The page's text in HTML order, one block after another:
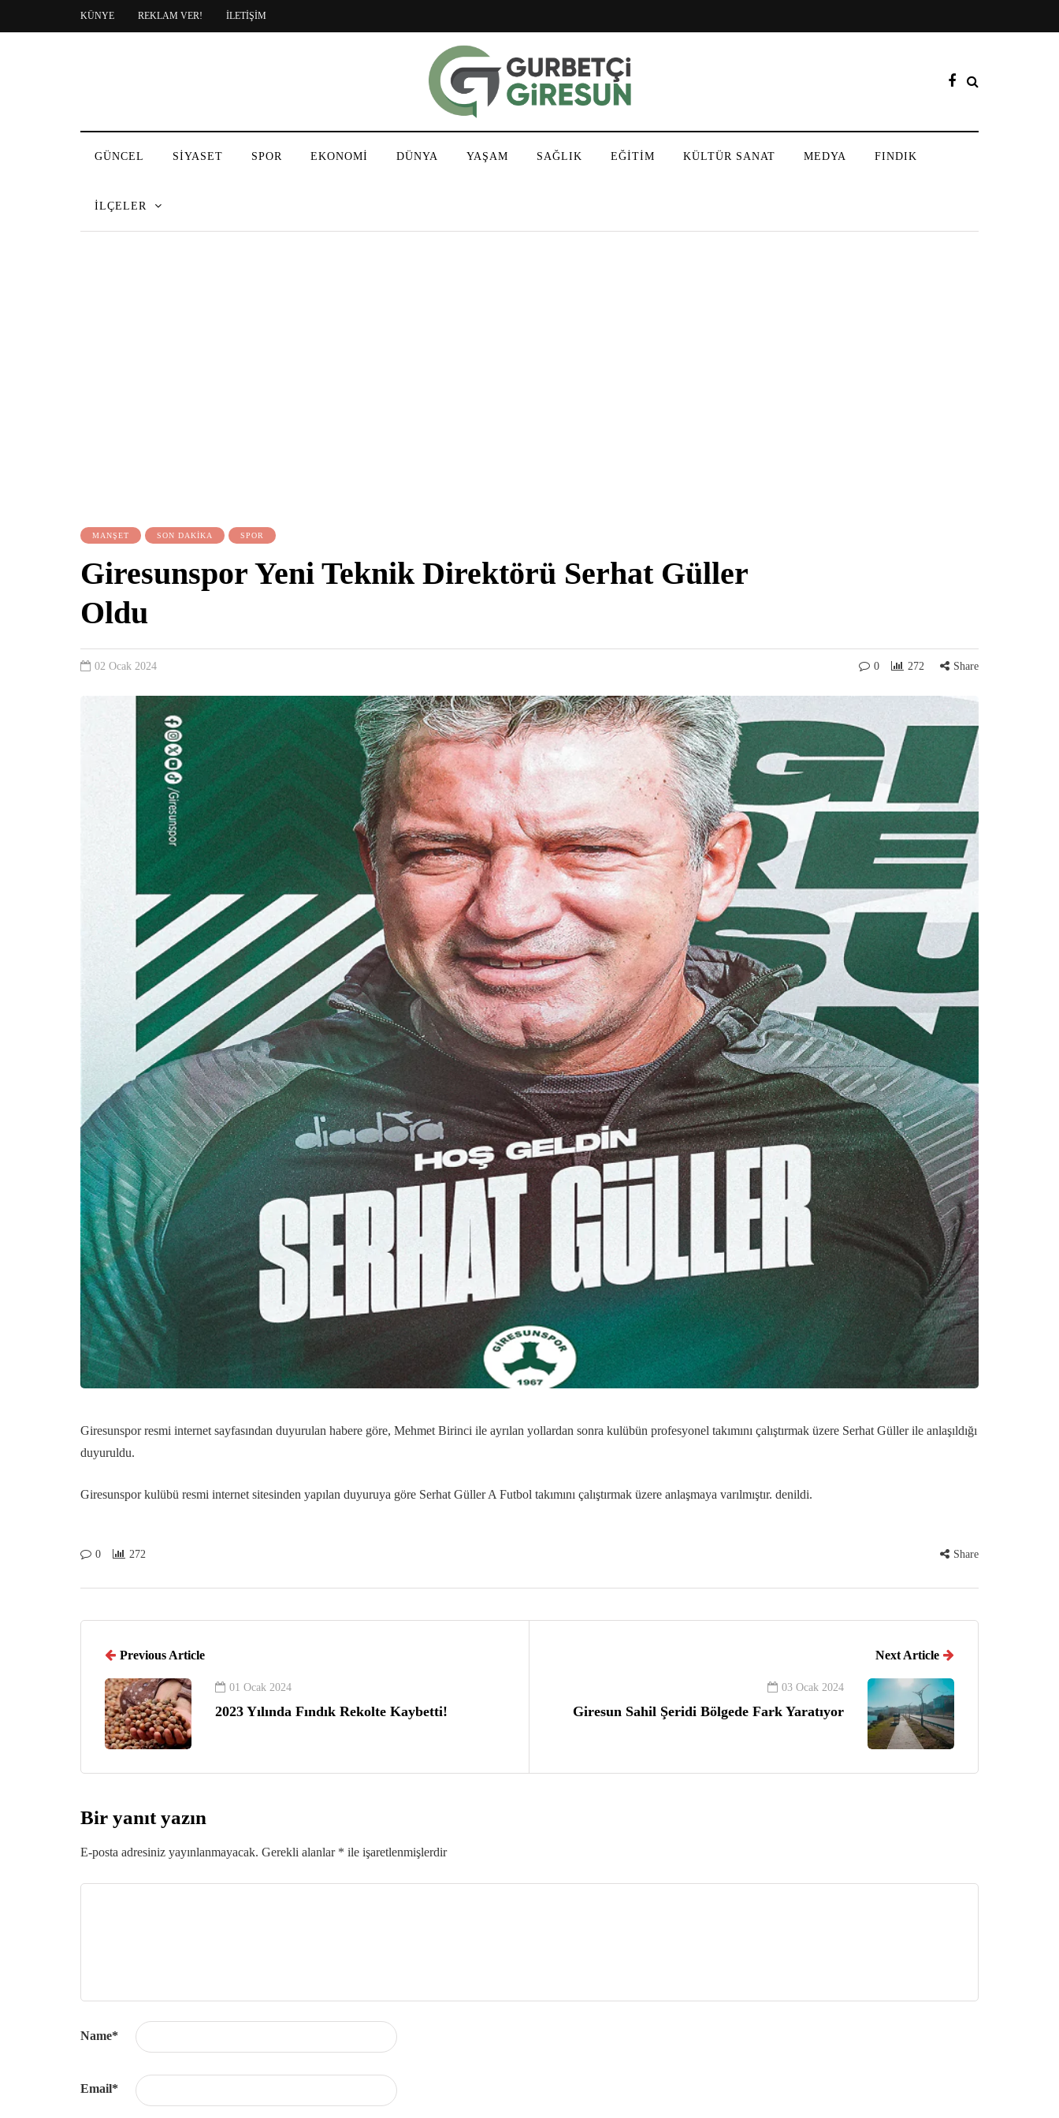
KÜNYE REKLAM VER! İLETİŞİM
GÜNCEL SİYASET SPOR EKONOMİ DÜNYA YAŞAM SAĞLIK EĞİTİM KÜLTÜR SANAT MEDYA FINDIK
İLÇELER
MANŞET SON DAKİKA SPOR
Giresunspor Yeni Teknik Direktörü Serhat Güller
Oldu
02 Ocak 2024 0 272 Share
Giresunspor resmi internet sayfasından duyurulan habere göre, Mehmet Birinci ile ayrılan yollardan sonra kulübün profesyonel takımını çalıştırmak üzere Serhat Güller ile anlaşıldığı
duyuruldu.
Giresunspor kulübü resmi internet sitesinden yapılan duyuruya göre Serhat Güller A Futbol takımını çalıştırmak üzere anlaşmaya varılmıştır. denildi.
0 272 Share
Previous Article
01 Ocak 2024
2023 Yılında Fındık Rekolte Kaybetti!
Next Article
03 Ocak 2024
Giresun Sahil Şeridi Bölgede Fark Yaratıyor
Bir yanıt yazın
E-posta adresiniz yayınlanmayacak. Gerekli alanlar * ile işaretlenmişlerdir
Name*
Email*